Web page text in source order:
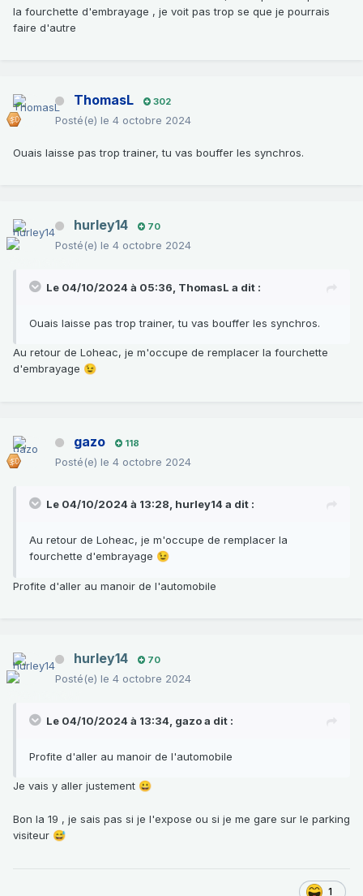
la fourchette d'embrayage , je voit pas trop se que je pourrais
faire d'autre
ThomasL 302
Posté(e) le 4 octobre 2024
Ouais laisse pas trop trainer, tu vas bouffer les synchros.
hurley14 70
Posté(e) le 4 octobre 2024
Le 04/10/2024 à 05:36, ThomasL a dit :
Ouais laisse pas trop trainer, tu vas bouffer les synchros.
Au retour de Loheac, je m'occupe de remplacer la fourchette
d'embrayage 😉
gazo 118
Posté(e) le 4 octobre 2024
Le 04/10/2024 à 13:28, hurley14 a dit :
Au retour de Loheac, je m'occupe de remplacer la
fourchette d'embrayage 😉
Profite d'aller au manoir de l'automobile
hurley14 70
Posté(e) le 4 octobre 2024
Le 04/10/2024 à 13:34, gazoa dit :
Profite d'aller au manoir de l'automobile
Je vais y aller justement 😀
Bon la 19 , je sais pas si je l'expose ou si je me gare sur le parking
visiteur 😅
1